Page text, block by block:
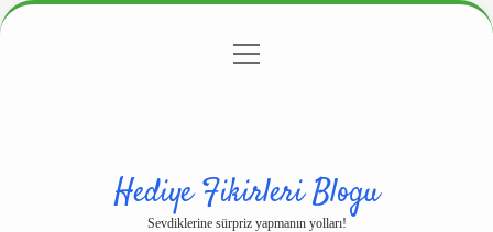
Gizlilik Politikası
menüyü
Hediye Fikirleri Blogu
Sevdiklerine sürpriz yapmanın yolları!